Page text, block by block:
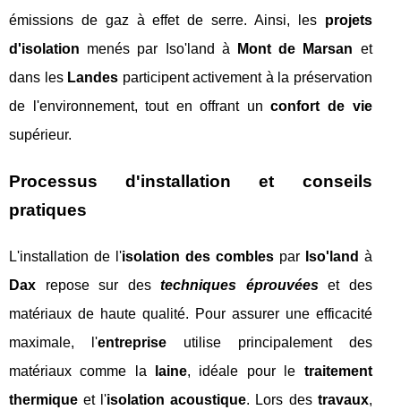
émissions de gaz à effet de serre. Ainsi, les projets
d'isolation menés par Iso'land à Mont de Marsan et
dans les Landes participent activement à la préservation
de l'environnement, tout en offrant unconfort de vie
supérieur.
Processus d'installation et conseils
pratiques
L'installation de l'isolation des comblespar Iso'land à
Dax repose sur destechniques éprouvéeset des
matériaux de haute qualité. Pour assurer une efficacité
maximale, l'entrepriseutilise principalement des
matériaux comme la
laine, idéale pour le traitement
thermique et l'isolation acoustique. Lors des travaux,